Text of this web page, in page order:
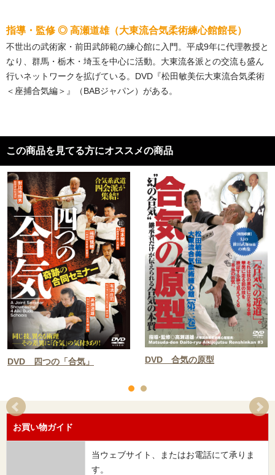
指導・監修 ◎ 高瀬道雄（大東流合気柔術練心館館長）
不世出の武術家・前田武師範の練心館に入門。平成9年に代理教授と
なり、群馬・栃木・埼玉を中心に活動。大東流各派との交流も盛ん
行いネットワークを拡げている。DVD『松田敏美伝大東流合気柔術
＜座捕合気編＞』（BABジャパン）がある。
この商品を見てる方にオススメの商品
DVD 四つの「合気」 DVD 合気の原型
お買い物ガイド
当ウェブサイト、またはお電話にて承りま
す。